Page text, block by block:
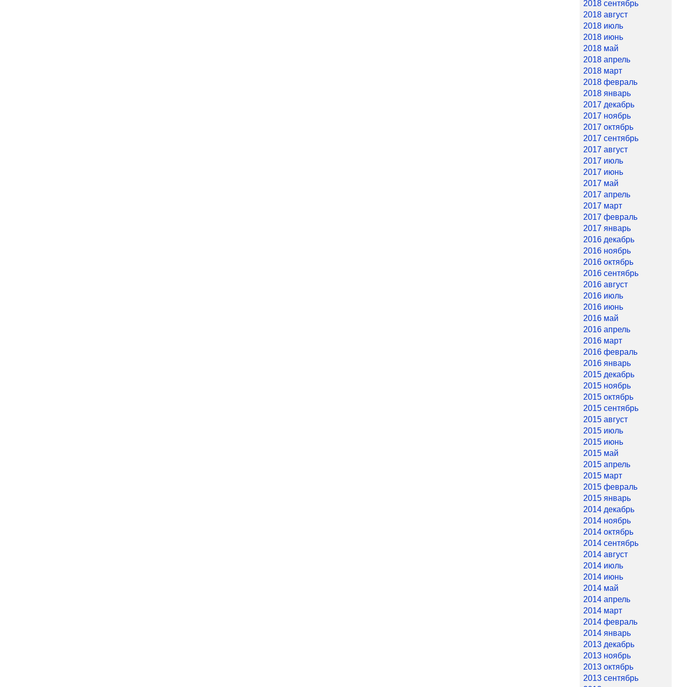
2018 сентябрь
2018 август
2018 июль
2018 июнь
2018 май
2018 апрель
2018 март
2018 февраль
2018 январь
2017 декабрь
2017 ноябрь
2017 октябрь
2017 сентябрь
2017 август
2017 июль
2017 июнь
2017 май
2017 апрель
2017 март
2017 февраль
2017 январь
2016 декабрь
2016 ноябрь
2016 октябрь
2016 сентябрь
2016 август
2016 июль
2016 июнь
2016 май
2016 апрель
2016 март
2016 февраль
2016 январь
2015 декабрь
2015 ноябрь
2015 октябрь
2015 сентябрь
2015 август
2015 июль
2015 июнь
2015 май
2015 апрель
2015 март
2015 февраль
2015 январь
2014 декабрь
2014 ноябрь
2014 октябрь
2014 сентябрь
2014 август
2014 июль
2014 июнь
2014 май
2014 апрель
2014 март
2014 февраль
2014 январь
2013 декабрь
2013 ноябрь
2013 октябрь
2013 сентябрь